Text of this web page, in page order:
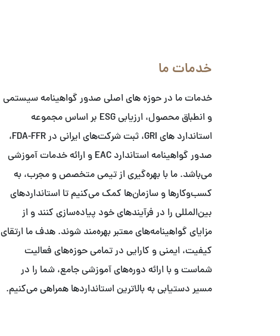
خدمات ما
خدمات ما در حوزه های اصلی صدور گواهینامه سیستمی
و انطباق محصول، ارزیابی ESG بر اساس مجموعه
استاندارد های GRI، ثبت شرکت‌های ایرانی در FDA-FFR،
صدور گواهینامه استاندارد EAC و ارائه خدمات آموزشی
می‌باشد. ما با بهره‌گیری از تیمی متخصص و مجرب، به
کسب‌وکارها و سازمان‌ها کمک می‌کنیم تا استانداردهای
بین‌المللی را در فرآیندهای خود پیاده‌سازی کنند و از
مزایای گواهینامه‌های معتبر بهره‌مند شوند. هدف ما ارتقای
کیفیت، ایمنی و کارایی در تمامی حوزه‌های فعالیت
شماست و با ارائه دوره‌های آموزشی جامع، شما را در
مسیر دستیابی به بالاترین استانداردها همراهی می‌کنیم.